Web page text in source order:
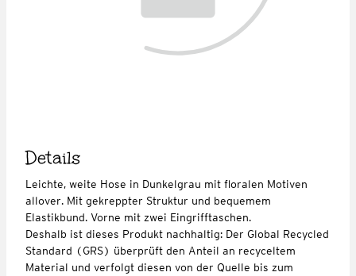
Details
Leichte, weite Hose in Dunkelgrau mit floralen Motiven
allover. Mit gekreppter Struktur und bequemem
Elastikbund. Vorne mit zwei Eingrifftaschen.
Deshalb ist dieses Produkt nachhaltig: Der Global Recycled
Standard (GRS) überprüft den Anteil an recyceltem
Material und verfolgt diesen von der Quelle bis zum